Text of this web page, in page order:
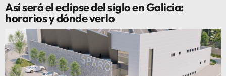
Así será el eclipse del siglo en Galicia:
horarios y dónde verlo